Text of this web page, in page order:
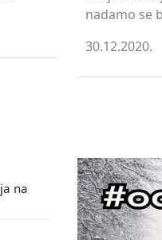
nadamo se
30.12.2020.
na